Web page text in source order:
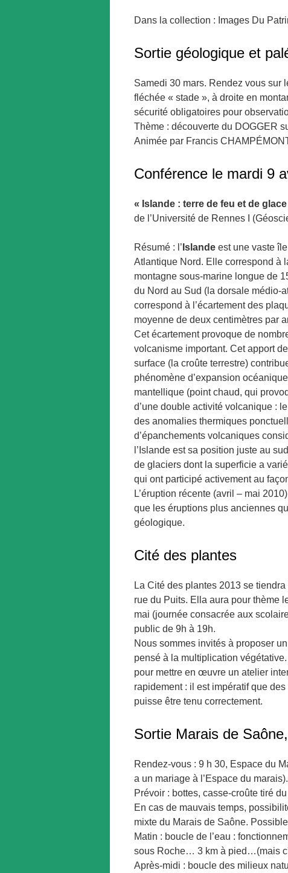
Dans la collection : Images Du
Sortie géologique et
Samedi 30 mars. Rendez vous sur
fléchée « stade », à droite en
sécurité obligatoires pour
Thème : découverte du DOGGER
Animée par Francis
Conférence le mardi 9
« Islande : terre de feu et de glace
de l’Université de Rennes I
Résumé : l’ Islande est une vaste
Atlantique Nord. Elle correspond à
montagne sous-marine longue de
du Nord au Sud (la dorsale médio-
correspond à l’écartement des
moyenne de deux centimètres par
Cet écartement provoque de
volcanisme important. Cet apport
surface (la croûte terrestre)
phénomène d’expansion
mantellique (point chaud, qui
d’une double activité volcanique :
des anomalies thermiques
d’épanchements volcaniques
l’Islande est sa position juste au
de glaciers dont la superficie a
qui ont participé activement au
L’éruption récente (avril – mai
que les éruptions plus anciennes
géologique.
Cité des plantes
La Cité des plantes 2013 se
rue du Puits. Ella aura pour thème
mai (journée consacrée aux
public de 9h à 19h.
Nous sommes invités à proposer
pensé à la multiplication
pour mettre en œuvre un atelier
rapidement : il est impératif que
puisse être tenu correctement.
Sortie Marais de
Rendez-vous : 9 h 30, Espace du
a un mariage à l’Espace du marais).
Prévoir : bottes, casse-croûte tiré
En cas de mauvais temps,
mixte du Marais de Saône.
Matin : boucle de l’eau :
sous Roche… 3 km à pied…(mais
Après-midi : boucle des milieux